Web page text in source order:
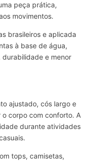
peça prática,
movimentos.
brasileiros e aplicada
à base de água,
e menor
ajustado, cós largo e
corpo com conforto. A
durante atividades
tops, camisetas,